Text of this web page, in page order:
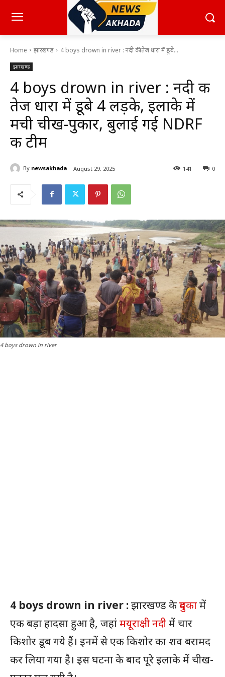
Home झारखण्ड 4 boys drown in river : नदी की तेज धारा में डूबे...
झारखण्ड
4 boys drown in river : नदी की
तेज धारा में डूबे 4 लड़के, इलाके में
मची चीख-पुकार, बुलाई गई NDRF
की टीम
By newsakhada August 29, 2025 0
141
4 boys drown in river
4 boys drown in river :झारखण्ड केदुमकामें
एक बड़ा हादसा हुआ है, जहांमयूराक्षी नदीमें चार
किशोर डूब गये हैं। इनमें से एक किशोर का शव बरामद
कर लिया गया है। इस घटना के बाद पूरे इलाके में चीख-